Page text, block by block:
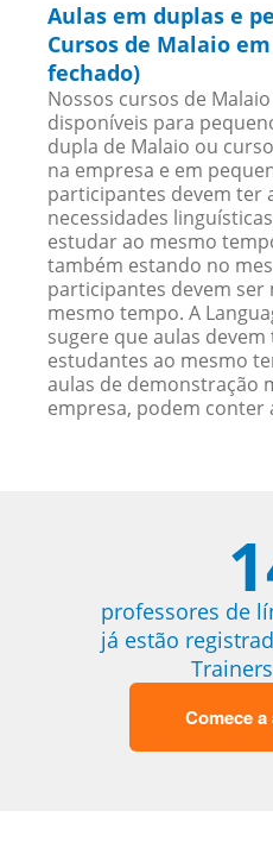
Aulas em duplas e
Cursos de Malaio
fechado)
Nossos cursos de
disponíveis para
dupla de Malaio ou
na empresa e em
participantes devem ter
necessidades
estudar ao mesmo
também estando no
participantes devem ser
mesmo tempo. A
sugere que aulas
estudantes ao mesmo
aulas de demonstração
empresa, podem conter
professores de
já estão
Comece